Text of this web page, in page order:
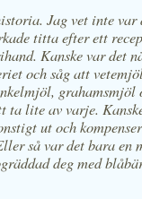
Jag vet inte var
titta efter ett
Kanske var det
och såg att
grahamsmjöl
ta lite av varje.
ut och
så var det bara en
deg med